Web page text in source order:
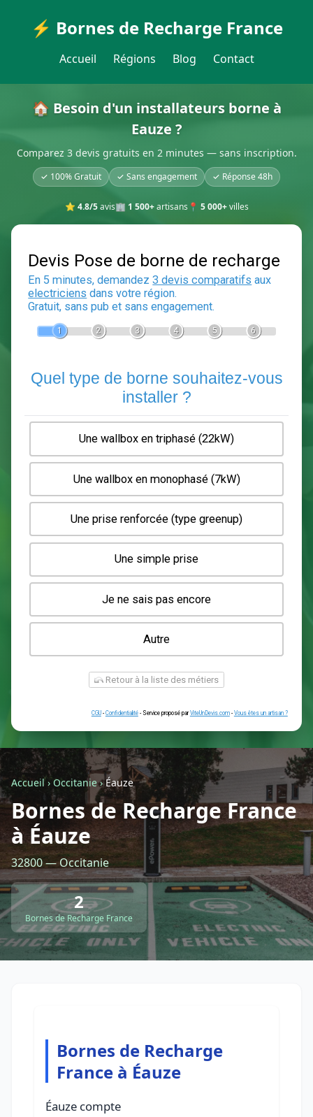
⚡ Bornes de Recharge France
Accueil Régions Blog Contact
🏠 Besoin d'un installateurs borne à
Eauze ?
Comparez 3 devis gratuits en 2 minutes — sans inscription.
✓ 100% Gratuit ✓ Sans engagement ✓ Réponse 48h
⭐ 4.8/5avis🏢 1 500+artisans 📍 5 000+villes
Devis Pose de borne de
En 5 minutes, demandez3 devis comparatifs
Gratuit, sans pub et sans engagement.
2 3 6
Quel type de borne souhaitez-
installer ?
Une wallbox en triphasé (22kW)
Une wallbox en monophasé (7kW)
Une prise renforcée (type greenup)
Une simple prise
Je ne sais pas encore
Autre
Retour à la liste des métiers
CGU-Confidentialité- Service proposé parViteUnDevis.com-Vous
Accueil› Occitanie›Éauze
Bornes de Recharge France
à Éauze
32800 — Occitanie
2
Bornes de Recharge France
Bornes de Recharge
France à Éauze
Éauze compte